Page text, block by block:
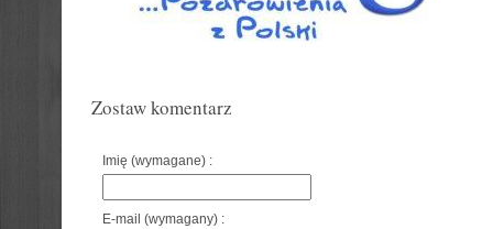
Zostaw komentarz
Imię (wymagane) :
E-mail (wymagany) :